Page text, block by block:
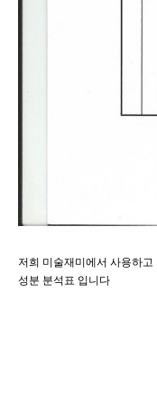
저희 미술재미에서 사용하
성분 분석표 입니다